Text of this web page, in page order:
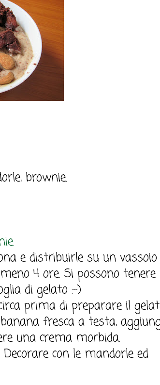
brownie.
e distribuirle su un vassoio
4 ore. Si possono
di gelato :-)
prima di preparare il
fresca a testa,
una crema morbida.
con le mandorle ed